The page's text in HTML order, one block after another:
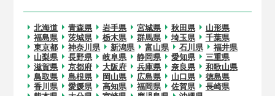
北海道 青森県 岩手県 宮城県 秋田県
山形県
福島県
茨城県 栃木県 群馬県 埼玉県
千葉県
東京都
神奈川県 新潟県 富山県 石川県
福井県
山梨県
長野県 岐阜県 静岡県 愛知県
三重県
滋賀県
京都府 大阪府 兵庫県 奈良県
和歌山県
鳥取県
島根県 岡山県 広島県 山口県
徳島県
香川県
愛媛県 高知県 福岡県 佐賀県
長崎県